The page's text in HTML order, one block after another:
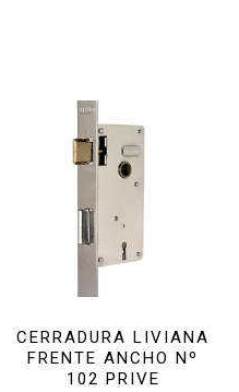
CERRADURA LIVIANA
FRENTE ANCHO Nº
102 PRIVE